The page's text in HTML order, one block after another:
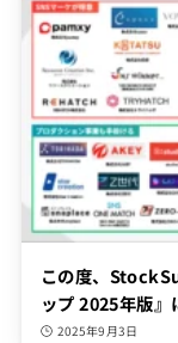
この度、
ップ 2025年版』
2025年9月3日